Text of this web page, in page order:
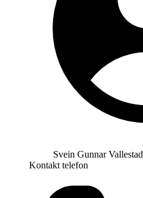
Svein Gunnar Vallestad
Kontakt telefon